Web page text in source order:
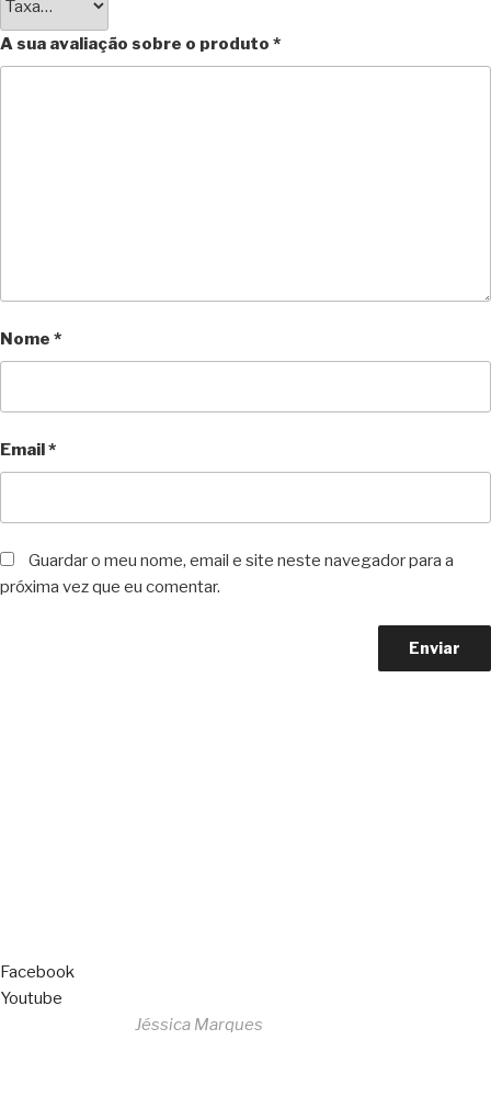
A sua avaliação sobre o produto *
Nome *
Email*
Guardar o meu nome, email e site neste navegador para a
próxima vez que eu comentar.
Facebook
Youtube
Jéssica Marques